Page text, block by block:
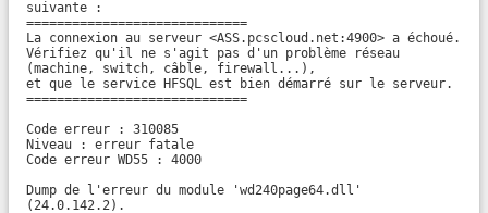
suivante :
=============================
La connexion au serveur <ASS.pcscloud.net:4900> a échoué.
Vérifiez qu'il ne s'agit pas d'un problème réseau
(machine, switch, câble, firewall...),
et que le service HFSQL est bien démarré sur le serveur.
=============================
Code erreur : 310085
Niveau : erreur fatale
Code erreur WD55 : 4000
Dump de l'erreur du module 'wd240page64.dll'
(24.0.142.2).